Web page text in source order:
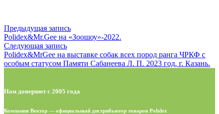
Предыдущая запись
Polidex&Mr.Gee на «Зоошоу»-2022.
Следующая запись
Polidex&MrGee на выставке собак всех пород ранга ЧРКФ с
особым статусом Памяти Сабанеева Л. П. 2023 год, г. Казань.
Нам доверяют с 2005 года
Компания Вектор — официальный дистрибьютор товаров Polidex